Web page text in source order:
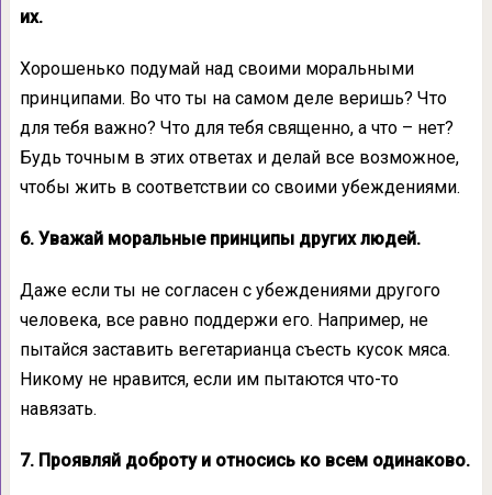
их.
Хорошенько подумай над своими моральными
принципами. Во что ты на самом деле веришь? Что
для тебя важно? Что для тебя священно, а что – нет?
Будь точным в этих ответах и делай все возможное,
чтобы жить в соответствии со своими убеждениями.
6. Уважай моральные принципы других людей.
Даже если ты не согласен с убеждениями другого
человека, все равно поддержи его. Например, не
пытайся заставить вегетарианца съесть кусок мяса.
Никому не нравится, если им пытаются что-то
навязать.
7. Проявляй доброту и относись ко всем одинаково.